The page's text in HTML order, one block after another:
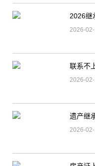
2026继
2026-
联系不
2026-
2026-